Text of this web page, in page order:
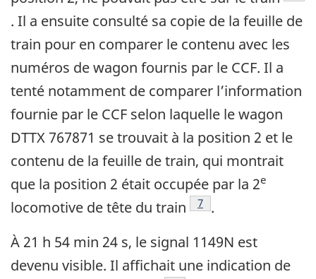
. Il a ensuite consulté sa copie de la feuille de
train pour en comparer le contenu avec les
numéros de wagon fournis par le CCF. Il a
tenté notamment de comparer l’information
fournie par le CCF selon laquelle le wagon
DTTX 767871 se trouvait à la position 2 et le
contenu de la feuille de train, qui montrait
que la position 2 était occupée par la 2e
locomotive de tête du train 7 .
À 21 h 54 min 24 s, le signal 1149N est
devenu visible. Il affichait une indication de